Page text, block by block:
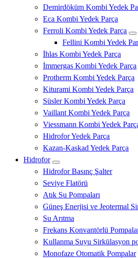
Demirdöküm Kombi Yedek
Eca Kombi Yedek Parça
Ferroli Kombi Yedek Parça
Fellini Kombi Yedek
İhlas Kombi Yedek Parça
İmmergas Kombi Yedek Parça
Protherm Kombi Yedek Parça
Kiturami Kombi Yedek Parça
Süsler Kombi Yedek Parça
Vaillant Kombi Yedek Parça
Viessmann Kombi Yedek
Hidrofor Yedek Parça
Kazan-Kaskad Yedek Parça
Hidrofor
Hidrofor Basınç Şalter
Seviye Flatörü
Atık Su Pompaları
Güneş Enerjisi ve Jeotermal
Su Arıtma
Frekans Konvantörlü
Kullanma Suyu Sirkülasyon
Monofaze Otomatik Pompalar